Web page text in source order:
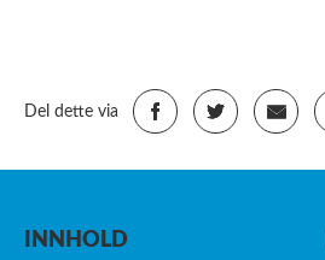
Del dette via
INNHOLD